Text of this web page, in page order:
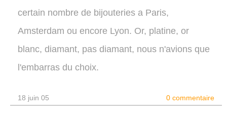
certain nombre de bijouteries a Paris,
Amsterdam ou encore Lyon. Or, platine, or
blanc, diamant, pas diamant, nous n'avions que
l'embarras du choix.
18 juin 05 0 commentaire